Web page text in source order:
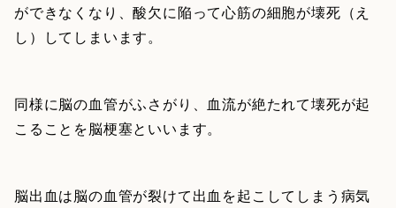
ができなくなり、酸欠に陥って心筋の細胞が壊死（え
し）してしまいます。
同様に脳の血管がふさがり、血流が絶たれて壊死が起
こることを脳梗塞といいます。
脳出血は脳の血管が裂けて出血を起こしてしまう病気